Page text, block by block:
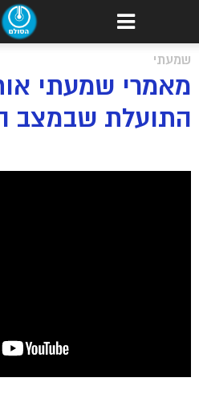
שמעתי
מאמרי שמעתי
התועלת שבמצב